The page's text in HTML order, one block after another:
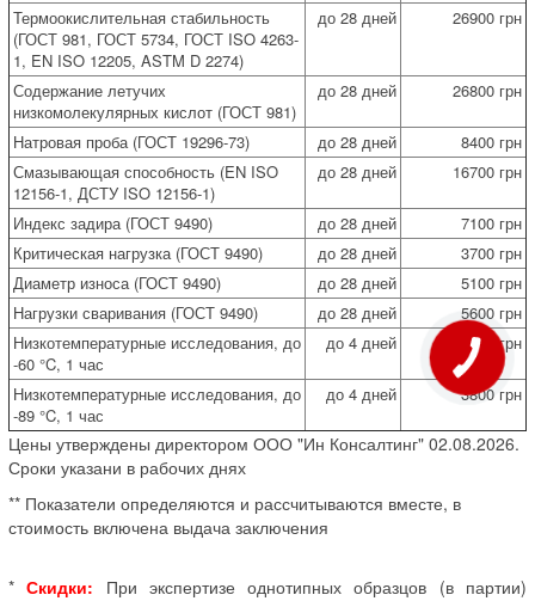
Термоокислительная стабильность
(ГОСТ 981, ГОСТ 5734, ГОСТ ISO 4263-
1, EN ISO 12205, ASTM D 2274)
до 28 дней 26900 грн
Содержание летучих
низкомолекулярных кислот (ГОСТ 981)
до 28 дней 26800 грн
Натровая проба (ГОСТ 19296-73) до 28 дней
8400 грн
Смазывающая способность (EN ISO
12156-1, ДСТУ ISO 12156-1)
до 28 дней 16700 грн
Индекс задира (ГОСТ 9490) до 28 дней
7100 грн
Критическая нагрузка (ГОСТ 9490)
до 28 дней
3700 грн
Диаметр износа (ГОСТ 9490)
до 28 дней
5100 грн
Нагрузки сваривания (ГОСТ 9490)
до 28 дней
5600 грн
Низкотемпературные исследования, до
-60 °C, 1 час
до 4 дней 3200 грн
Низкотемпературные исследования, до
-89 °C, 1 час
до 4 дней 3800 грн
Цены утверждены директором ООО "Ин Консалтинг" 02.08.2026.
Сроки указани в рабочих днях
** Показатели определяются и рассчитываются вместе, в
стоимость включена выдача заключения
*Скидки: При экспертизе однотипных образцов (в партии)